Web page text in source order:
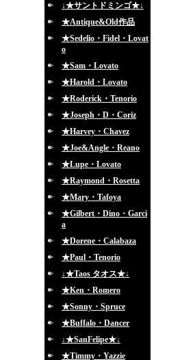
↓★サントドミンゴ★↓
★Antique&Old作品
★Sedelio・Fidel・Lovat
o
★Sam・Lovato
★Harold・Lovato
★Roderick・Tenorio
★Joseph・D・Coriz
★Harvey・Chavez
★Joe&Angle・Reano
★Lupe・Lovato
★Raymond・Rosetta
★Mary・Tafoya
★Gilbert・Dino・Garci
a
★Dorene・Calabaza
★Paul・Tenorio
↓★Taos タオス★↓
★Ken・Romero
★Sonny・Spruce
★Buffalo・Dancer
↓★SanFelipe★↓
★Timmy・Yazzie